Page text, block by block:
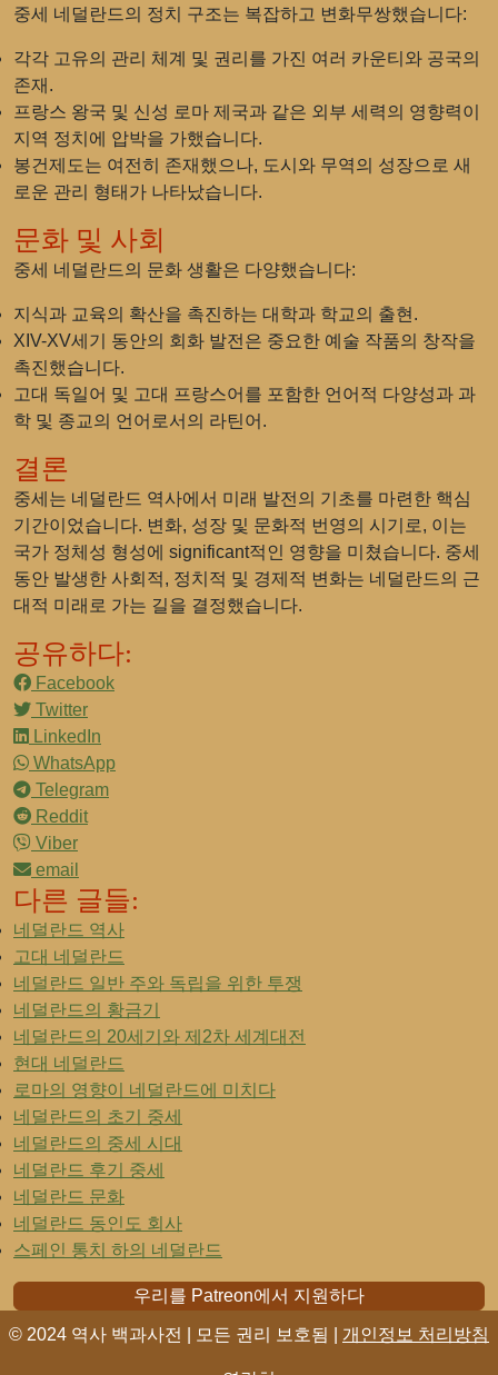
중세 네덜란드의 정치 구조는 복잡하고 변화무쌍했습니다:
각각 고유의 관리 체계 및 권리를 가진 여러 카운티와 공국의
존재.
프랑스 왕국 및 신성 로마 제국과 같은 외부 세력의 영향력이
지역 정치에 압박을 가했습니다.
봉건제도는 여전히 존재했으나, 도시와 무역의 성장으로 새
로운 관리 형태가 나타났습니다.
문화 및 사회
중세 네덜란드의 문화 생활은 다양했습니다:
지식과 교육의 확산을 촉진하는 대학과 학교의 출현.
XIV-XV세기 동안의 회화 발전은 중요한 예술 작품의 창작을
촉진했습니다.
고대 독일어 및 고대 프랑스어를 포함한 언어적 다양성과 과
학 및 종교의 언어로서의 라틴어.
결론
중세는 네덜란드 역사에서 미래 발전의 기초를 마련한 핵심
기간이었습니다. 변화, 성장 및 문화적 번영의 시기로, 이는
국가 정체성 형성에 significant적인 영향을 미쳤습니다. 중세
동안 발생한 사회적, 정치적 및 경제적 변화는 네덜란드의 근
대적 미래로 가는 길을 결정했습니다.
공유하다:
Facebook
Twitter
LinkedIn
WhatsApp
Telegram
Reddit
Viber
email
다른 글들:
네덜란드 역사
고대 네덜란드
네덜란드 일반 주와 독립을 위한 투쟁
네덜란드의 황금기
네덜란드의 20세기와 제2차 세계대전
현대 네덜란드
로마의 영향이 네덜란드에 미치다
네덜란드의 초기 중세
네덜란드의 중세 시대
네덜란드 후기 중세
네덜란드 문화
네덜란드 동인도 회사
스페인 통치 하의 네덜란드
우리를 Patreon에서 지원하다
© 2024 역사 백과사전 | 모든 권리 보호됨 | 개인정보 처리방침